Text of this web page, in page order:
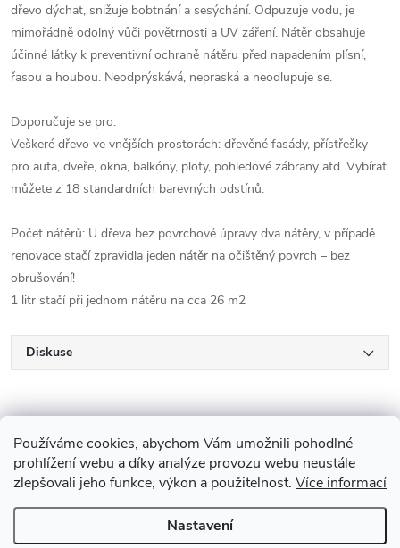
Používáme cookies, abychom Vám umožnili pohodlné
prohlížení webu a díky analýze provozu webu neustále
zlepšovali jeho funkce, výkon a použitelnost. Více informací
Nastavení
dřevo dýchat, snižuje bobtnání a sesýchání. Odpuzuje vodu, je
mimořádně odolný vůči povětrnosti a UV záření. Nátěr obsahuje
účinné látky k preventivní ochraně nátěru před napadením plísní,
řasou a houbou. Neodprýskává, nepraská a neodlupuje se.
Doporučuje se pro:
Veškeré dřevo ve vnějších prostorách: dřevěné fasády, přístřešky
pro auta, dveře, okna, balkóny, ploty, pohledové zábrany atd. Vybírat
můžete z 18 standardních barevných odstínů.
Počet nátěrů: U dřeva bez povrchové úpravy dva nátěry, v případě
renovace stačí zpravidla jeden nátěr na očištěný povrch – bez
obrušování!
1 litr stačí při jednom nátěru na cca 26 m2
Diskuse
Z
Drevobis Horoměřice. Všechna práva vyhrazena.